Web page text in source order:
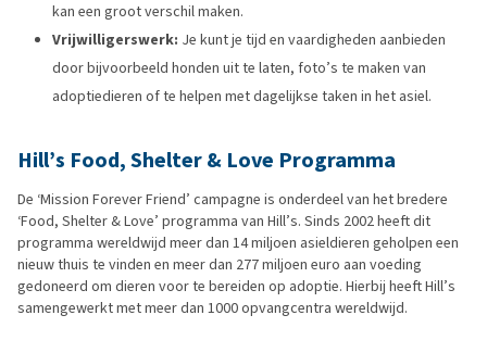
kan een groot verschil maken.
Vrijwilligerswerk: Je kunt je tijd en vaardigheden aanbieden
door bijvoorbeeld honden uit te laten, foto’s te maken van
adoptiedieren of te helpen met dagelijkse taken in het asiel.
Hill’s Food, Shelter & Love Programma
De ‘Mission Forever Friend’ campagne is onderdeel van het bredere
‘Food, Shelter & Love’ programma van Hill’s. Sinds 2002 heeft dit
programma wereldwijd meer dan 14 miljoen asieldieren geholpen een
nieuw thuis te vinden en meer dan 277 miljoen euro aan voeding
gedoneerd om dieren voor te bereiden op adoptie. Hierbij heeft Hill’s
samengewerkt met meer dan 1000 opvangcentra wereldwijd.